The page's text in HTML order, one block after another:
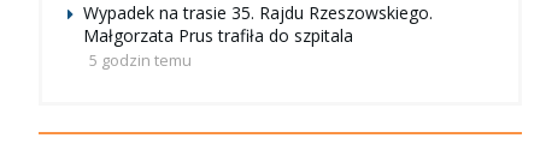
Wypadek na trasie 35. Rajdu Rzeszowskiego.
Małgorzata Prus trafiła do szpitala
5 godzin temu